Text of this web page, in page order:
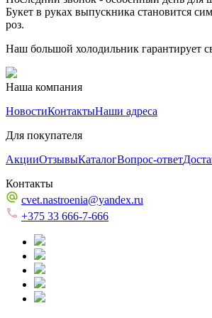
Букет в руках выпускника становится
роз.
Наш большой холодильник гарантирует
Наша компания
НовостиКонтактыНаши адреса
Для покупателя
АкцииОтзывыКаталогВопрос-ответ
Контакты
cvet.nastroenia@yandex.ru
+375 33 666-7-666